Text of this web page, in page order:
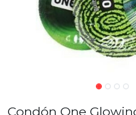
Condón One